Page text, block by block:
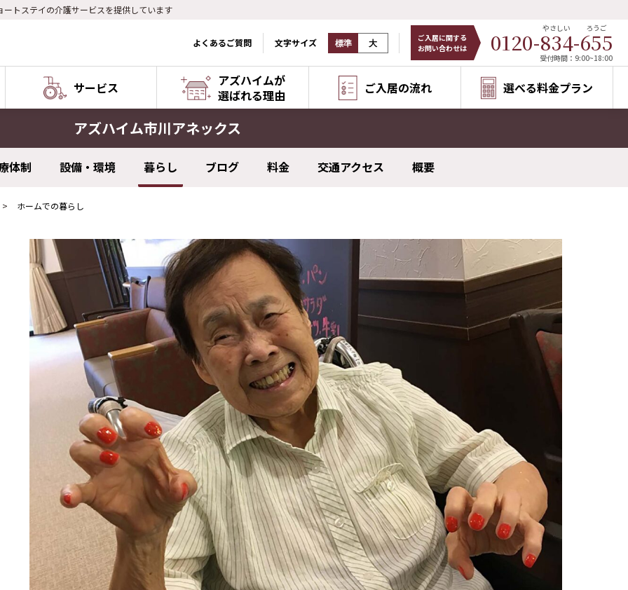
トステイの介護サービスを提供しています
よくあるご質問 文字サイズ 標準 大
ご入居に関する
お問い合わせは
0120-834
やさしい
-655
ろうご
受付時間：9:00~18:00
サービス
アズハイムが
選ばれる理由
ご入居の流れ 選べる料金プラン
アズハイム市川アネックス
体制 設備・環境 暮らし ブログ 料金 交通アクセス 概要
ホームでの暮らし